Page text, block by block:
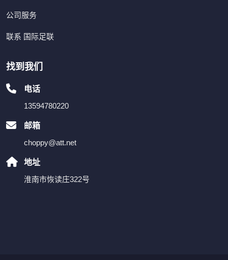
公司服务
联系 国际足联
找到我们
电话
13594780220
邮箱
choppy@att.net
地址
淮南市恢读庄322号